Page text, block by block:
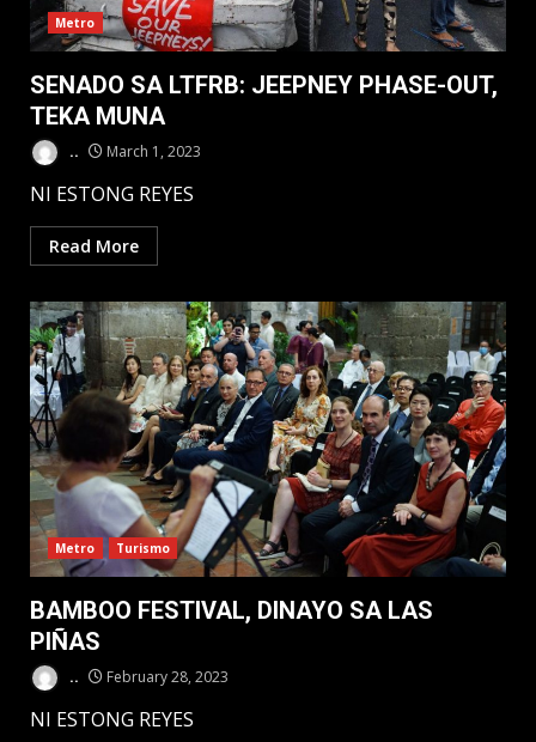
Metro
SENADO SA LTFRB: JEEPNEY PHASE-OUT,
TEKA MUNA
.. March 1, 2023
NI ESTONG REYES
Read More
Metro Turismo
BAMBOO FESTIVAL, DINAYO SA LAS
PIÑAS
.. February 28, 2023
NI ESTONG REYES